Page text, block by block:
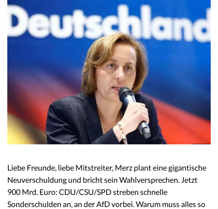
Liebe Freunde, liebe Mitstreiter, Merz plant eine gigantische
Neuverschuldung und bricht sein Wahlversprechen. Jetzt
900 Mrd. Euro: CDU/CSU/SPD streben schnelle
Sonderschulden an, an der AfD vorbei. Warum muss alles so